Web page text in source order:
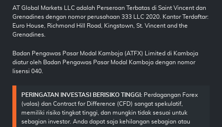
AT Global Markets LLC adalah Perseroan Terbatas di Saint Vincent dan
Grenadines dengan nomor perusahaan 333 LLC 2020. Kantor Terdaftar:
Euro House, Richmond Hill Road, Kingstown, St. Vincent and the
Grenadines.
Badan Pengawas Pasar Modal Kamboja (ATFX) Limited di Kamboja
diatur oleh Badan Pengawas Pasar Modal Kamboja dengan nomor
lisensi 040.
PERINGATAN INVESTASI BERISIKO TINGGI: Perdagangan Forex
(valas) dan Contract for Difference (CFD) sangat spekulatif,
memiliki risiko tingkat tinggi, dan mungkin tidak sesuai untuk
sebagian investor. Anda dapat saja kehilangan sebagian atau